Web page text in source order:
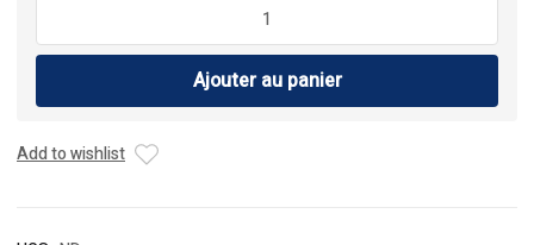
St
Calamar
Ajouter au panier
Add to wishlist